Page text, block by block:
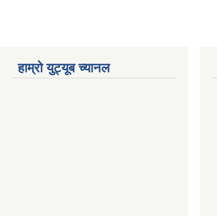
हाम्रो युट्यूब च्यानल